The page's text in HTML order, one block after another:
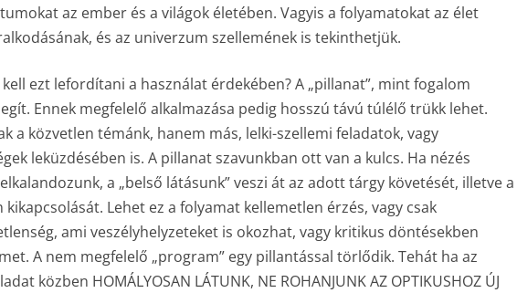
az ember és a világok életében. Vagyis a folyamatokat az élet
és az univerzum szellemének is tekinthetjük.
ezt lefordítani a használat érdekében? A „pillanat”, mint fogalom
Ennek megfelelő alkalmazása pedig hosszú távú túlélő trükk lehet.
a közvetlen témánk, hanem más, lelki-szellemi feladatok, vagy
leküzdésében is. A pillanat szavunkban ott van a kulcs. Ha nézés
a „belső látásunk” veszi át az adott tárgy követését, illetve a
kikapcsolását. Lehet ez a folyamat kellemetlen érzés, vagy csak
ami veszélyhelyzeteket is okozhat, vagy kritikus döntésekben
A nem megfelelő „program” egy pillantással törlődik. Tehát ha az
közben HOMÁLYOSAN LÁTUNK, NE ROHANJUNK AZ OPTIKUSHOZ ÚJ